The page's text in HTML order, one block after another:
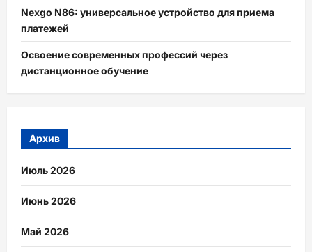
Nexgo N86: универсальное устройство для приема
платежей
Освоение современных профессий через
дистанционное обучение
Архив
Июль 2026
Июнь 2026
Май 2026